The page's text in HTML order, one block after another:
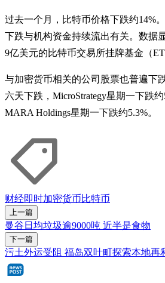
过去一个月，比特币价格下跌约14%
下跌与机构资金持续流出有关。数据
9亿美元的比特币交易所挂牌基金（
与加密货币相关的公司股票也普遍下
六天下跌，MicroStrategy星期一下跌
MARA Holdings星期一下跌约5.3%。
财经即时加密货币比特币
上一篇
曼谷日均垃圾逾9000吨 近半是食物
下一篇
污土外运受阻 福岛双叶町探索本地再